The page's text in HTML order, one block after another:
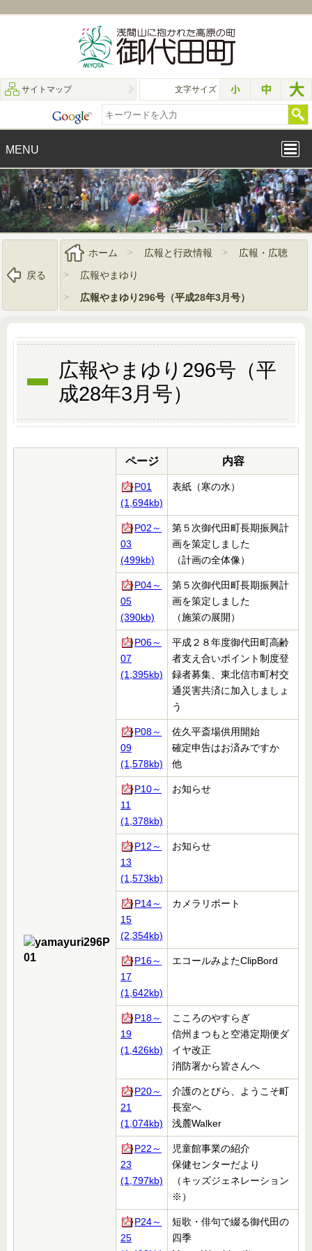
サイトマップ 文字サイズ
MENU
戻る
ホーム 広報と行政情報
広報・広聴
広報やまゆり
広報やまゆり296号（平成28年3月号）
広報やまゆり296号（平
成28年3月号）
ページ 内容
P01
(1,694kb)
表紙（寒の水）
P02～
03
(499kb)
第５次御代田町長期振興計
画を策定しました
（計画の全体像）
P04～
05
(390kb)
第５次御代田町長期振興計
画を策定しました
（施策の展開）
P06～
07
(1,395kb)
平成２８年度御代田町高齢
者支え合いポイント制度登
録者募集、東北信市町村交
通災害共済に加入しましょ
う
P08～
09
(1,578kb)
佐久平斎場供用開始
確定申告はお済みですか
他
P10～
11
(1,378kb)
お知らせ
P12～
13
(1,573kb)
お知らせ
P14～
15
(2,354kb)
カメラリポート
P16～
17
(1,642kb)
エコールみよたClipBord
P18～
19
(1,426kb)
こころのやすらぎ
信州まつもと空港定期便ダ
イヤ改正
消防署から皆さんへ
P20～
21
(1,074kb)
介護のとびら、ようこそ町
長室へ
浅麓Walker
P22～
23
(1,797kb)
児童館事業の紹介
保健センターだより
（キッズジェネレーション
※）
P24～
25
短歌・俳句で綴る御代田の
四季